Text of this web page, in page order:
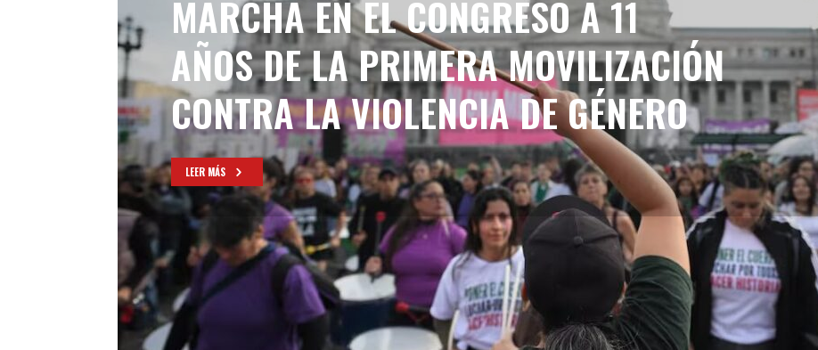
MARCHA EN EL CONGRESO A 11
AÑOS DE LA PRIMERA MOVILIZACIÓN
CONTRA LA VIOLENCIA DE GÉNERO
LEER MÁS